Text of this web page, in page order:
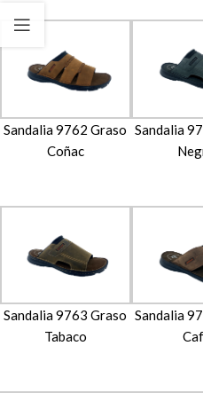
Sandalia 9762 Graso
Coñac
Sandalia
Sandalia 9763 Graso
Tabaco
Sandalia